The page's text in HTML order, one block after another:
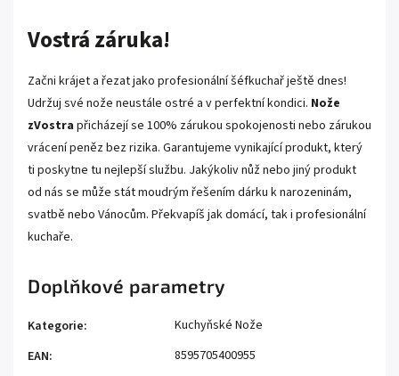
Vostrá záruka!
Začni krájet a řezat jako profesionální šéfkuchař ještě dnes!
Udržuj své nože neustále ostré a v perfektní kondici. Nože
zVostra přicházejí se 100% zárukou spokojenosti nebo zárukou
vrácení peněz bez rizika. Garantujeme vynikající produkt, který
ti poskytne tu nejlepší službu. Jakýkoliv nůž nebo jiný produkt
od nás se může stát moudrým řešením dárku k narozeninám,
svatbě nebo Vánocům. Překvapíš jak domácí, tak i profesionální
kuchaře.
Doplňkové parametry
Kategorie:
Kuchyňské Nože
EAN:
8595705400955